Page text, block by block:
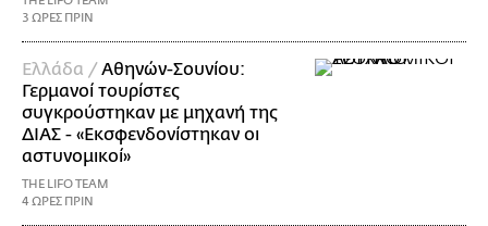
3 ΩΡΕΣ ΠΡΙΝ
Ελλάδα / Αθηνών-Σουνίου:
Γερμανοί τουρίστες
συγκρούστηκαν με μηχανή της
ΔΙΑΣ - «Εκσφενδονίστηκαν οι
αστυνομικοί»
THE LIFO TEAM
4 ΩΡΕΣ ΠΡΙΝ